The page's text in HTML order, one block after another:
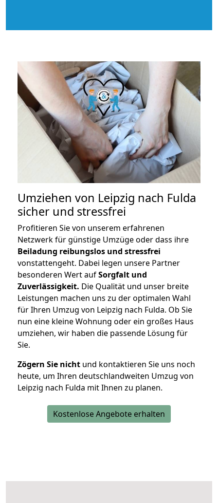
Umziehen von Leipzig nach Fulda
sicher und stressfrei
Profitieren Sie von unserem erfahrenen
Netzwerk für günstige Umzüge oder dass ihre
Beiladung reibungslos und stressfrei
vonstattengeht. Dabei legen unsere Partner
besonderen Wert aufSorgfalt und
Zuverlässigkeit. Die Qualität und unser breite
Leistungen machen uns zu der optimalen Wahl
für Ihren Umzug von Leipzig nach Fulda. Ob Sie
nun eine kleine Wohnung oder ein großes Haus
umziehen, wir haben die passende Lösung für
Sie.
Zögern Sie nicht und kontaktieren Sie uns noch
heute, um Ihren deutschlandweiten Umzug von
Leipzig nach Fulda mit Ihnen zu planen.
Kostenlose Angebote erhalten